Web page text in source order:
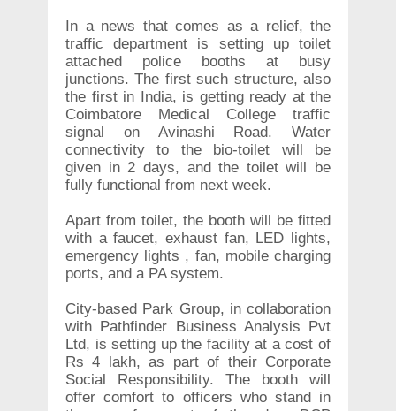
In a news that comes as a relief, the
traffic department is setting up toilet
attached police booths at busy
junctions. The first such structure, also
the first in India, is getting ready at the
Coimbatore Medical College traffic
signal on Avinashi Road. Water
connectivity to the bio-toilet will be
given in 2 days, and the toilet will be
fully functional from next week.
Apart from toilet, the booth will be fitted
with a faucet, exhaust fan, LED lights,
emergency lights , fan, mobile charging
ports, and a PA system.
City-based Park Group, in collaboration
with Pathfinder Business Analysis Pvt
Ltd, is setting up the facility at a cost of
Rs 4 lakh, as part of their Corporate
Social Responsibility. The booth will
offer comfort to officers who stand in